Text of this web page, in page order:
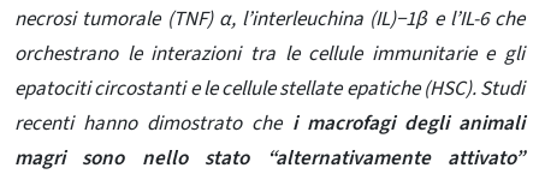
necrosi tumorale (TNF) α, l’interleuchina (IL)−1β e l’IL-6 che
orchestrano le interazioni tra le cellule immunitarie e gli
epatociti circostanti e le cellule stellate epatiche (HSC). Studi
recenti hanno dimostrato che i macrofagi degli animali
magri sono nello stato “alternativamente attivato”